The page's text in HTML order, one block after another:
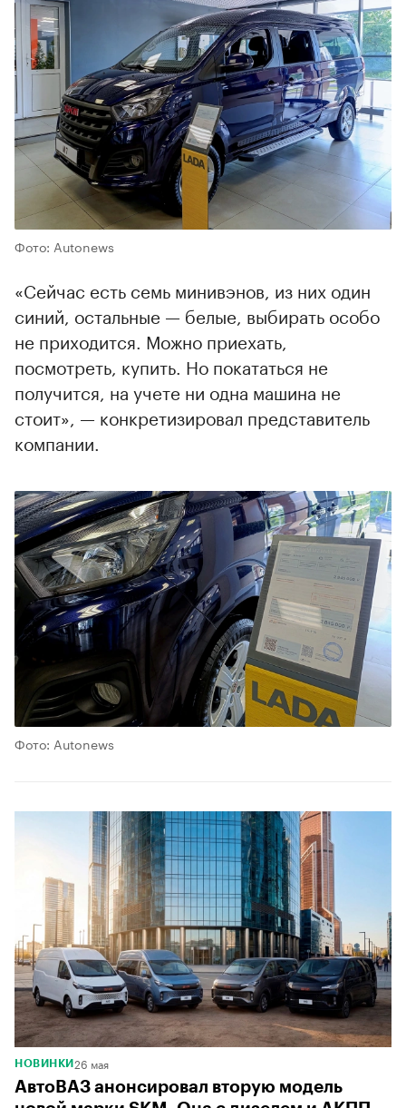
Фото: Autonews
«Сейчас есть семь минивэнов, из них один
синий, остальные — белые, выбирать особо
не приходится. Можно приехать,
посмотреть, купить. Но покататься не
получится, на учете ни одна машина не
стоит», — конкретизировал представитель
компании.
Фото: Autonews
НОВИНКИ 26 мая
АвтоВАЗ анонсировал вторую модель